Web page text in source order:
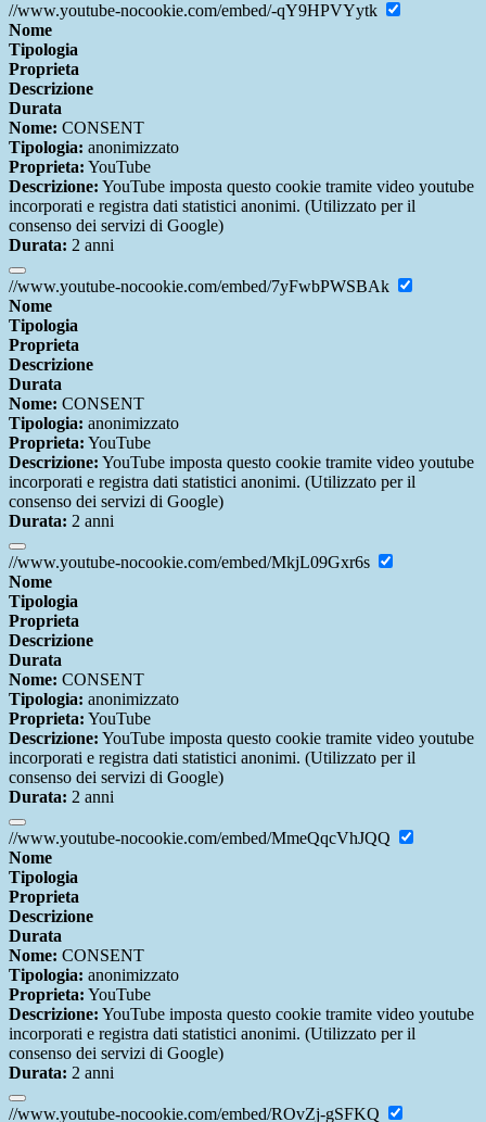
//www.youtube-nocookie.com/embed/-qY9HPVYytk
Nome
Tipologia
Proprieta
Descrizione
Durata
Nome: CONSENT
Tipologia: anonimizzato
Proprieta: YouTube
Descrizione: YouTube imposta questo cookie tramite video youtube
incorporati e registra dati statistici anonimi. (Utilizzato per il
consenso dei servizi di Google)
Durata: 2 anni
//www.youtube-nocookie.com/embed/7yFwbPWSBAk
Nome
Tipologia
Proprieta
Descrizione
Durata
Nome: CONSENT
Tipologia: anonimizzato
Proprieta: YouTube
Descrizione: YouTube imposta questo cookie tramite video youtube
incorporati e registra dati statistici anonimi. (Utilizzato per il
consenso dei servizi di Google)
Durata: 2 anni
//www.youtube-nocookie.com/embed/MkjL09Gxr6s
Nome
Tipologia
Proprieta
Descrizione
Durata
Nome: CONSENT
Tipologia: anonimizzato
Proprieta: YouTube
Descrizione: YouTube imposta questo cookie tramite video youtube
incorporati e registra dati statistici anonimi. (Utilizzato per il
consenso dei servizi di Google)
Durata: 2 anni
//www.youtube-nocookie.com/embed/MmeQqcVhJQQ
Nome
Tipologia
Proprieta
Descrizione
Durata
Nome: CONSENT
Tipologia: anonimizzato
Proprieta: YouTube
Descrizione: YouTube imposta questo cookie tramite video youtube
incorporati e registra dati statistici anonimi. (Utilizzato per il
consenso dei servizi di Google)
Durata: 2 anni
//www.youtube-nocookie.com/embed/ROvZj-gSFKQ